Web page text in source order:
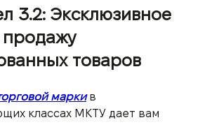
3.2: Эксклюзивное
товаров
маркив
классах МКТУ дает вам